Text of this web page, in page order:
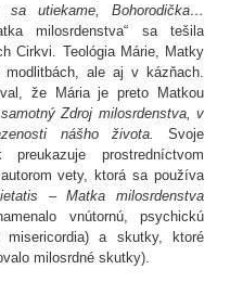
sa utiekame, Bohorodička…
milosrdenstva“ sa tešila
Cirkvi. Teológia Márie, Matky
ale aj v kázňach.
že Mária je preto Matkou
samotný Zdroj milosrdenstva, v
nášho života. Svoje
prostredníctvom
vety, ktorá sa používa
– Matka milosrdenstva
vnútornú, psychickú
misericordia) a skutky, ktoré
milosrdné skutky).